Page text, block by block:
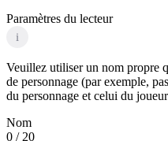
Paramètres du lecteur
i
Veuillez utiliser un nom propre
de personnage (par exemple,
du personnage et celui du
Nom
0 / 20